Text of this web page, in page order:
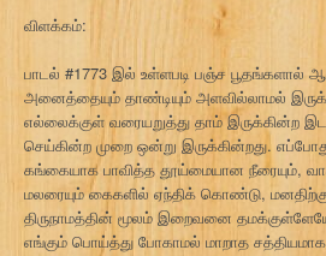
விளக்கம்:
பாடல் #1773 இல் உள்ளபடி பஞ்ச பூதங்களால்
அனைத்தையும் தாண்டியும் அளவில்லாமல்
எல்லைக்குள் வரையறுத்து தாம் இருக்கின்ற
செய்கின்ற முறை ஒன்று இருக்கின்றது.
கங்கையாக பாவித்த தூய்மையான நீரையும்,
மலரையும் கைகளில் ஏந்திக் கொண்டு,
திருநாமத்தின் மூலம் இறைவனை
எங்கும் பொய்த்து போகாமல் மாறாத